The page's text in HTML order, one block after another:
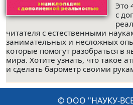
Это
с
читателя с естественными
занимательных и несложных
которые помогут разобраться в
мира. Хотите узнать, что такое
и сделать барометр своими
© ООО "НАУКУ-